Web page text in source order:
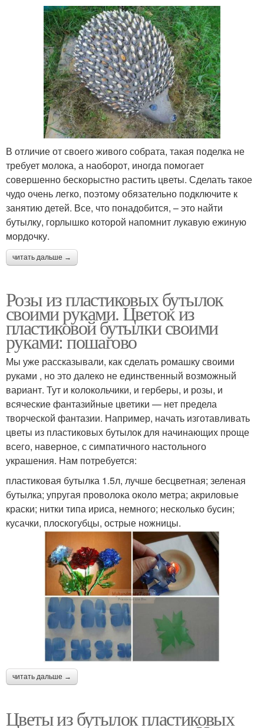
В отличие от своего живого собрата, такая поделка не
требует молока, а наоборот, иногда помогает
совершенно бескорыстно растить цветы. Сделать такое
чудо очень легко, поэтому обязательно подключите к
занятию детей. Все, что понадобится, – это найти
бутылку, горлышко которой напомнит лукавую ежиную
мордочку.
читать дальше →
Розы из пластиковых бутылок
своими руками. Цветок из
пластиковой бутылки своими
руками: пошагово
Мы уже рассказывали, как сделать ромашку своими
руками , но это далеко не единственный возможный
вариант. Тут и колокольчики, и герберы, и розы, и
всяческие фантазийные цветики — нет предела
творческой фантазии. Например, начать изготавливать
цветы из пластиковых бутылок для начинающих проще
всего, наверное, с симпатичного настольного
украшения. Нам потребуется:
пластиковая бутылка 1.5л, лучше бесцветная; зеленая
бутылка; упругая проволока около метра; акриловые
краски; нитки типа ириса, немного; несколько бусин;
кусачки, плоскогубцы, острые ножницы.
читать дальше →
Цветы из бутылок пластиковых